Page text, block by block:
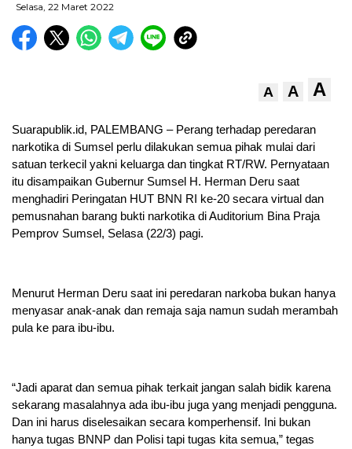
Selasa, 22 Maret 2022
A A A
Suarapublik.id, PALEMBANG – Perang terhadap peredaran
narkotika di Sumsel perlu dilakukan semua pihak mulai dari
satuan terkecil yakni keluarga dan tingkat RT/RW. Pernyataan
itu disampaikan Gubernur Sumsel H. Herman Deru saat
menghadiri Peringatan HUT BNN RI ke-20 secara virtual dan
pemusnahan barang bukti narkotika di Auditorium Bina Praja
Pemprov Sumsel, Selasa (22/3) pagi.
Menurut Herman Deru saat ini peredaran narkoba bukan hanya
menyasar anak-anak dan remaja saja namun sudah merambah
pula ke para ibu-ibu.
“Jadi aparat dan semua pihak terkait jangan salah bidik karena
sekarang masalahnya ada ibu-ibu juga yang menjadi pengguna.
Dan ini harus diselesaikan secara komperhensif. Ini bukan
hanya tugas BNNP dan Polisi tapi tugas kita semua,” tegas